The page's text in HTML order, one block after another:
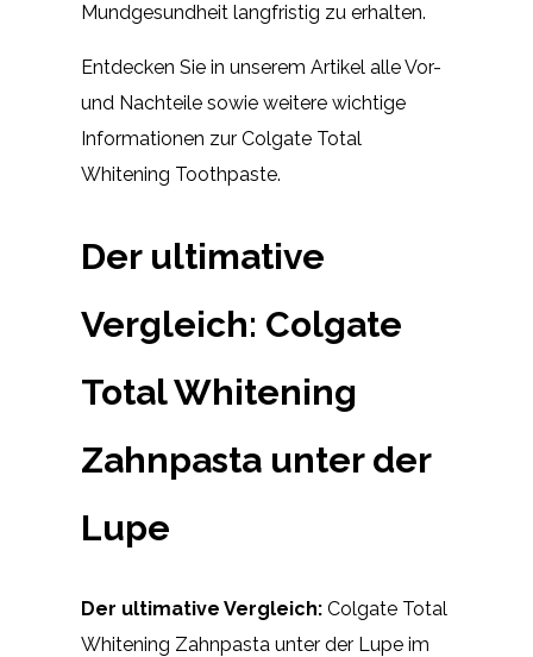
Mundgesundheit langfristig zu erhalten.
Entdecken Sie in unserem Artikel alle Vor-
und Nachteile sowie weitere wichtige
Informationen zur Colgate Total
Whitening Toothpaste.
Der ultimative
Vergleich: Colgate
Total Whitening
Zahnpasta unter der
Lupe
Der ultimative Vergleich: Colgate Total
Whitening Zahnpasta unter der Lupe im